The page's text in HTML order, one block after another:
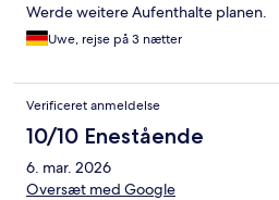
Werde weitere Aufenthalte planen.
Uwe, rejse på 3 nætter
Verificeret anmeldelse
10/10 Enestående
6. mar. 2026
Oversæt med Google